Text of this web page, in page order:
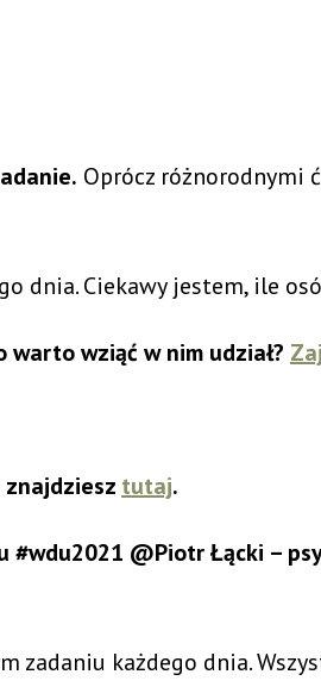
Oprócz różnorodnymi
dnia. Ciekawy jestem, ile
warto wziąć w nim udział?
tutaj.
#wdu2021 @Piotr Łącki –
zadaniu każdego dnia.